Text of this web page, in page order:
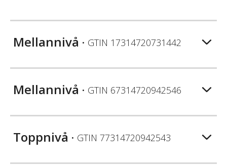
Mellannivå • GTIN 17314720731442
Mellannivå • GTIN 67314720942546
Toppnivå • GTIN 77314720942543